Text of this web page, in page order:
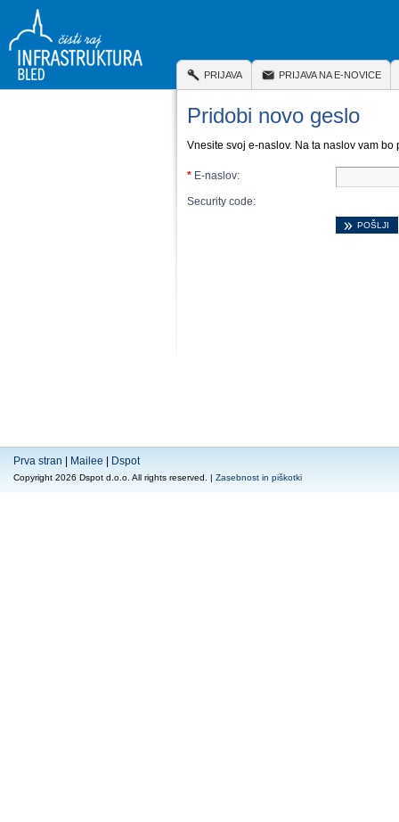
Pridobi novo geslo
Vnesite svoj e-naslov. Na ta naslov vam bo
* E-naslov:
Security code:
PRIJAVA PRIJAVA NA E-NOVICE
Prva stran Mailee Dspot
Copyright 2026 Dspot d.o.o. All rights reserved. | Zasebnost in piškotki